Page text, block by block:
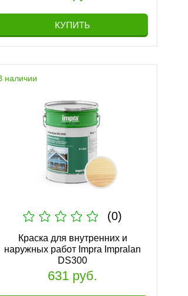
175 руб.
Лазурь пропитка Impra impralan-
КУПИТЬ
наличии
(0)
Краска для внутренних и
наружных работ Impra Impralan
DS300
631 руб.